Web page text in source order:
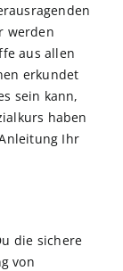
werden
aus allen
erkundet
sein kann,
haben
Ihr
die sichere
von